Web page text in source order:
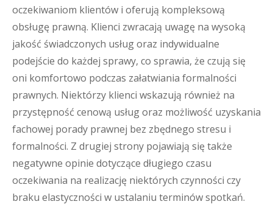
oczekiwaniom klientów i oferują kompleksową
obsługę prawną. Klienci zwracają uwagę na wysoką
jakość świadczonych usług oraz indywidualne
podejście do każdej sprawy, co sprawia, że czują się
oni komfortowo podczas załatwiania formalności
prawnych. Niektórzy klienci wskazują również na
przystępność cenową usług oraz możliwość uzyskania
fachowej porady prawnej bez zbędnego stresu i
formalności. Z drugiej strony pojawiają się także
negatywne opinie dotyczące długiego czasu
oczekiwania na realizację niektórych czynności czy
braku elastyczności w ustalaniu terminów spotkań.